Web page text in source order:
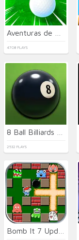
4708 PLAYS
2532 PLAYS